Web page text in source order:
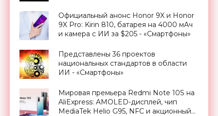
Официальный анонс Honor 9X и Honor
9X Pro: Kirin 810, батарея на 4000 мАч
и камера с ИИ за $205 - «Смартфоны»
Представлены 36 проектов
национальных стандартов в области
ИИ - «Смартфоны»
Мировая премьера Redmi Note 10S на
AliExpress: AMOLED-дисплей, чип
MediaTek Helio G95, NFC и акционный